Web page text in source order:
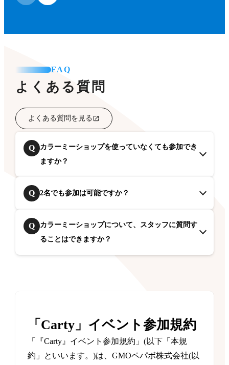
FAQ
よくある質問
よくある質問を見る
Q
カラーミーショップを使っていなくても参加でき
ますか？
Q 2名でも参加は可能ですか？
Q
カラーミーショップについて、スタッフに質問す
ることはできますか？
「Carty」イベント参加規約
「『Carty』イベント参加規約」(以下「本規
約」といいます。)は、GMOペパボ株式会社(以